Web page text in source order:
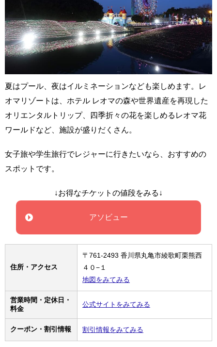
夏はプール、夜はイルミネーションなども楽しめます。レ
オマリゾートは、ホテル レオマの森や世界遺産を再現した
オリエンタルトリップ、四季折々の花を楽しめるレオマ花
ワールドなど、施設が盛りだくさん。
女子旅や学生旅行でレジャーに行きたいなら、おすすめの
スポットです。
↓お得なチケットの値段をみる↓
アソビュー
住所・アクセス
〒761-2493 香川県丸亀市綾歌町栗熊西
４０−１
地図をみてみる
営業時間・定休日・
料金
公式サイトをみてみる
クーポン・割引情報 割引情報をみてみる